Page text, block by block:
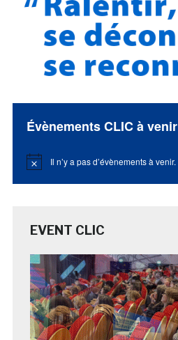
Évènements CLIC à venir
Notice Il n’y a pas d’évènements à venir.
EVENT CLIC